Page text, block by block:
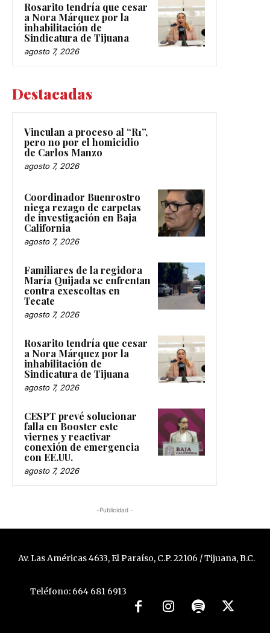
Rosarito tendría que cesar
a Nora Márquez por la
inhabilitación de
Sindicatura de Tijuana
agosto 7, 2026
Destacadas
Vinculan a proceso al “R1”,
pero no por el homicidio
de Carlos Manzo
agosto 7, 2026
Coordinador Buenrostro
niega rezago de carpetas
de investigación en Baja
California
agosto 7, 2026
Familiares de la regidora
María Quijada se enfrentan
contra exescoltas en
Tecate
agosto 7, 2026
Rosarito tendría que cesar
a Nora Márquez por la
inhabilitación de
Sindicatura de Tijuana
agosto 7, 2026
CESPT prevé solucionar
falla en Booster este
viernes y reactivar
conexión de emergencia
con EE.UU.
agosto 7, 2026
-Publicidad -
Av. Las Américas 4633, El Paraíso, C.P. 22106 / Tijuana, B.C.
Teléfono: 664 681 6913